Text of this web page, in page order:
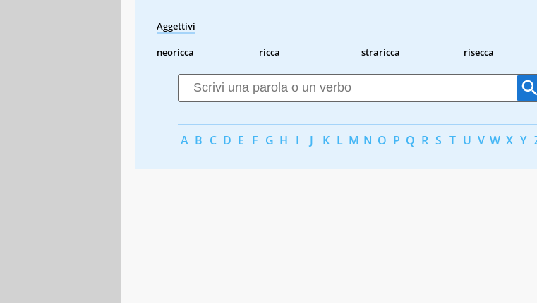
Aggettivi
neoricca ricca straricca risecca
A B C D E F G H I J K L M N O P Q R S T U V W X Y